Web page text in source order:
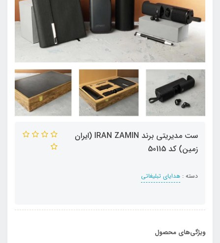
ست مدیریتی برند IRAN ZAMIN (ایران
زمین) کد 50115
دسته : هدایای تبلیغاتی
ویژگی‌های محصول